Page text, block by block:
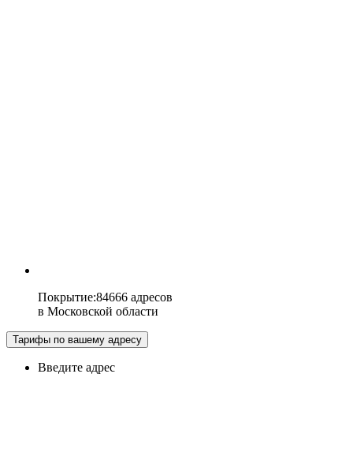
Покрытие:84666 адресов
в Московской области
Тарифы по вашему адресу
Введите адрес